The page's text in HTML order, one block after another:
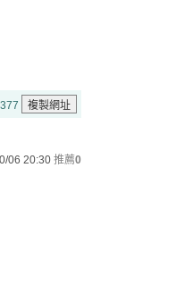
06 20:30 推薦0